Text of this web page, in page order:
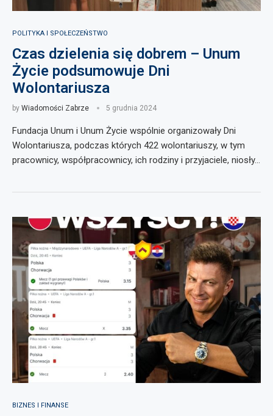
POLITYKA I SPOŁECZEŃSTWO
Czas dzielenia się dobrem – Unum
Życie podsumowuje Dni
Wolontariusza
by Wiadomości Zabrze 5 grudnia 2024
Fundacja Unum i Unum Życie wspólnie organizowały Dni
Wolontariusza, podczas których 422 wolontariuszy, w tym
pracownicy, współpracownicy, ich rodziny i przyjaciele, niosły…
BIZNES I FINANSE